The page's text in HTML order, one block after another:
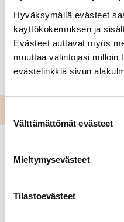
Hyväksymällä evästeet
käyttökokemuksen ja
Evästeet auttavat myös
muuttaa valintojasi milloin
evästelinkkiä sivun
Välttämättömät evästeet
Mieltymysevästeet
Tilastoevästeet
Toukokuussa
verkkosivuja